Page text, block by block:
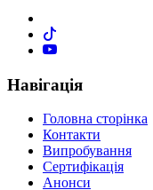
Навігація
Головна сторінка
Контакти
Випробування
Сертифікація
Анонси